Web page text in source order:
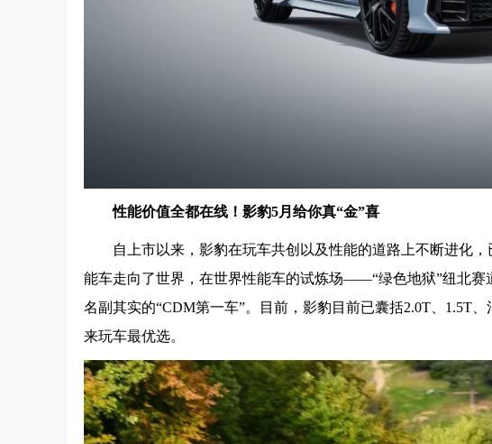
性能价值全都在线！影豹5月给你真“金”喜
自上市以来，影豹在玩车共创以及性能的道路上不断进化
能车走向了世界，在世界性能车的试炼场——“绿色地狱”纽北赛
名副其实的“CDM第一车”。目前，影豹目前已囊括2.0T、1.5T
来玩车最优选。